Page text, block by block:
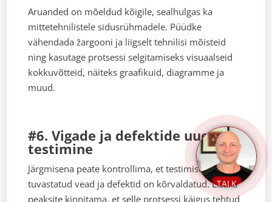
Aruanded on mõeldud kõigile, sealhulgas ka
mittetehnilistele sidusrühmadele. Püüdke
vähendada žargooni ja liigselt tehnilisi mõisteid
ning kasutage protsessi selgitamiseks visuaalseid
kokkuvõtteid, näiteks graafikuid, diagramme ja
muud.
#6. Vigade ja defektide uuesti
testimine
Järgmisena peate kontrollima, et testimise käigus
tuvastatud vead ja defektid on kõrvaldatud. Lisaks
peaksite kinnitama, et selle protsessi käigus tehtud
TALK